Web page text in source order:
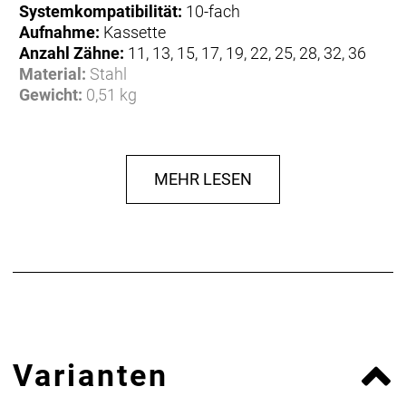
Systemkompatibilität: 10-fach
Aufnahme: Kassette
Anzahl Zähne: 11, 13, 15, 17, 19, 22, 25, 28, 32, 36
Material: Stahl
Gewicht: 0,51 kg
1000 W Fulton Market #4
Niederlande
MEHR LESEN
Varianten